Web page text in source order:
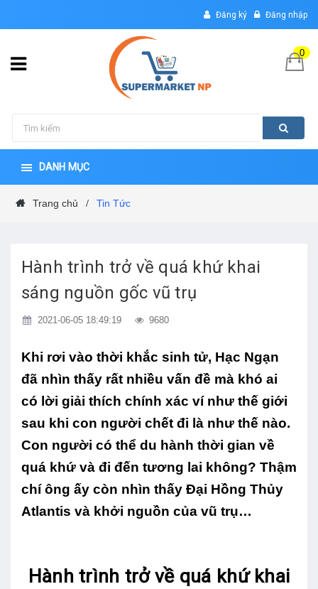
Đăng ký Đăng nhập
0
DANH MỤC
Trang chủ / Tin Tức
Hành trình trở về quá khứ khai
sáng nguồn gốc vũ trụ
2021-06-05 18:49:19 9680
Khi rơi vào thời khắc sinh tử, Hạc Ngạn
đã nhìn thấy rất nhiều vấn đề mà khó ai
có lời giải thích chính xác ví như thế giới
sau khi con người chết đi là như thế nào.
Con người có thể du hành thời gian về
quá khứ và đi đến tương lai không? Thậm
chí ông ấy còn nhìn thấy Đại Hồng Thủy
Atlantis và khởi nguồn của vũ trụ…
Hành trình trở về quá khứ khai